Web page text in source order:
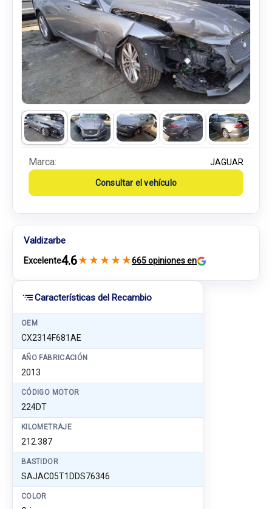
Características del Recambio
OEM
CX2314F681AE
AÑO FABRICACIÓN
2013
CÓDIGO MOTOR
224DT
KILOMETRAJE
212.387
BASTIDOR
SAJAC05T1DDS76346
COLOR
Marca: JAGUAR
Consultar el vehículo
Valdizarbe
Excelente4.6★ ★ ★ ★ ★665 opiniones en